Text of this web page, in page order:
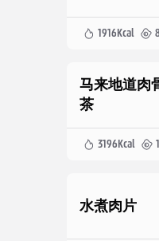
1916 Kcal
马来地道肉
茶
3196 Kcal
水煮肉片